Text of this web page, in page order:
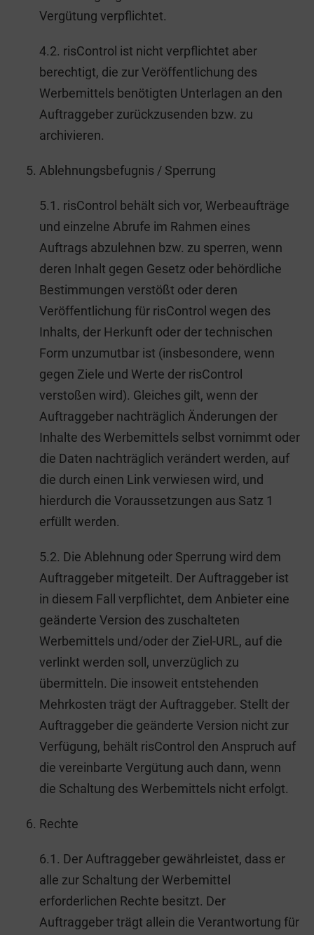
Vergütung verpflichtet.
4.2. risControl ist nicht verpflichtet aber
berechtigt, die zur Veröffentlichung des
Werbemittels benötigten Unterlagen an den
Auftraggeber zurückzusenden bzw. zu
archivieren.
Ablehnungsbefugnis / Sperrung
5.1. risControl behält sich vor, Werbeaufträge
und einzelne Abrufe im Rahmen eines
Auftrags abzulehnen bzw. zu sperren, wenn
deren Inhalt gegen Gesetz oder behördliche
Bestimmungen verstößt oder deren
Veröffentlichung für risControl wegen des
Inhalts, der Herkunft oder der technischen
Form unzumutbar ist (insbesondere, wenn
gegen Ziele und Werte der risControl
verstoßen wird). Gleiches gilt, wenn der
Auftraggeber nachträglich Änderungen der
Inhalte des Werbemittels selbst vornimmt oder
die Daten nachträglich verändert werden, auf
die durch einen Link verwiesen wird, und
hierdurch die Voraussetzungen aus Satz 1
erfüllt werden.
5.2. Die Ablehnung oder Sperrung wird dem
Auftraggeber mitgeteilt. Der Auftraggeber ist
in diesem Fall verpflichtet, dem Anbieter eine
geänderte Version des zuschalteten
Werbemittels und/oder der Ziel-URL, auf die
verlinkt werden soll, unverzüglich zu
übermitteln. Die insoweit entstehenden
Mehrkosten trägt der Auftraggeber. Stellt der
Auftraggeber die geänderte Version nicht zur
Verfügung, behält risControl den Anspruch auf
die vereinbarte Vergütung auch dann, wenn
die Schaltung des Werbemittels nicht erfolgt.
Rechte
6.1. Der Auftraggeber gewährleistet, dass er
alle zur Schaltung der Werbemittel
erforderlichen Rechte besitzt. Der
Auftraggeber trägt allein die Verantwortung für